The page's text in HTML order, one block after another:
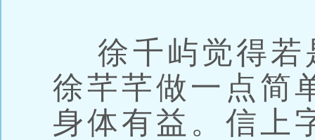
徐千屿觉得若
徐芊芊做一点简
身体有益。信上